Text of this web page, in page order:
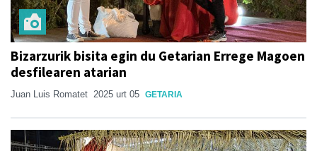
Bizarzurik bisita egin du Getarian Errege Magoen
desfilearen atarian
Juan Luis Romatet 2025 urt 05 GETARIA